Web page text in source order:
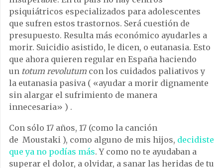
psiquiátricos especializados para adolescentes
que sufren estos trastornos. Será cuestión de
presupuesto. Resulta más económico ayudarles a
morir. Suicidio asistido, le dicen, o eutanasia. Esto
que ahora quieren regular en España haciendo
un totum revolutum con los cuidados paliativos y
la eutanasia pasiva ( «ayudar a morir dignamente
sin alargar el sufrimiento de manera
innecesaria» ) .
Con sólo 17 años, 17 (como la canción
de Moustaki ), como alguno de mis hijos, decidiste
que ya no podías más. Y como no te ayudaban a
superar el dolor, a olvidar, a sanar las heridas de tu